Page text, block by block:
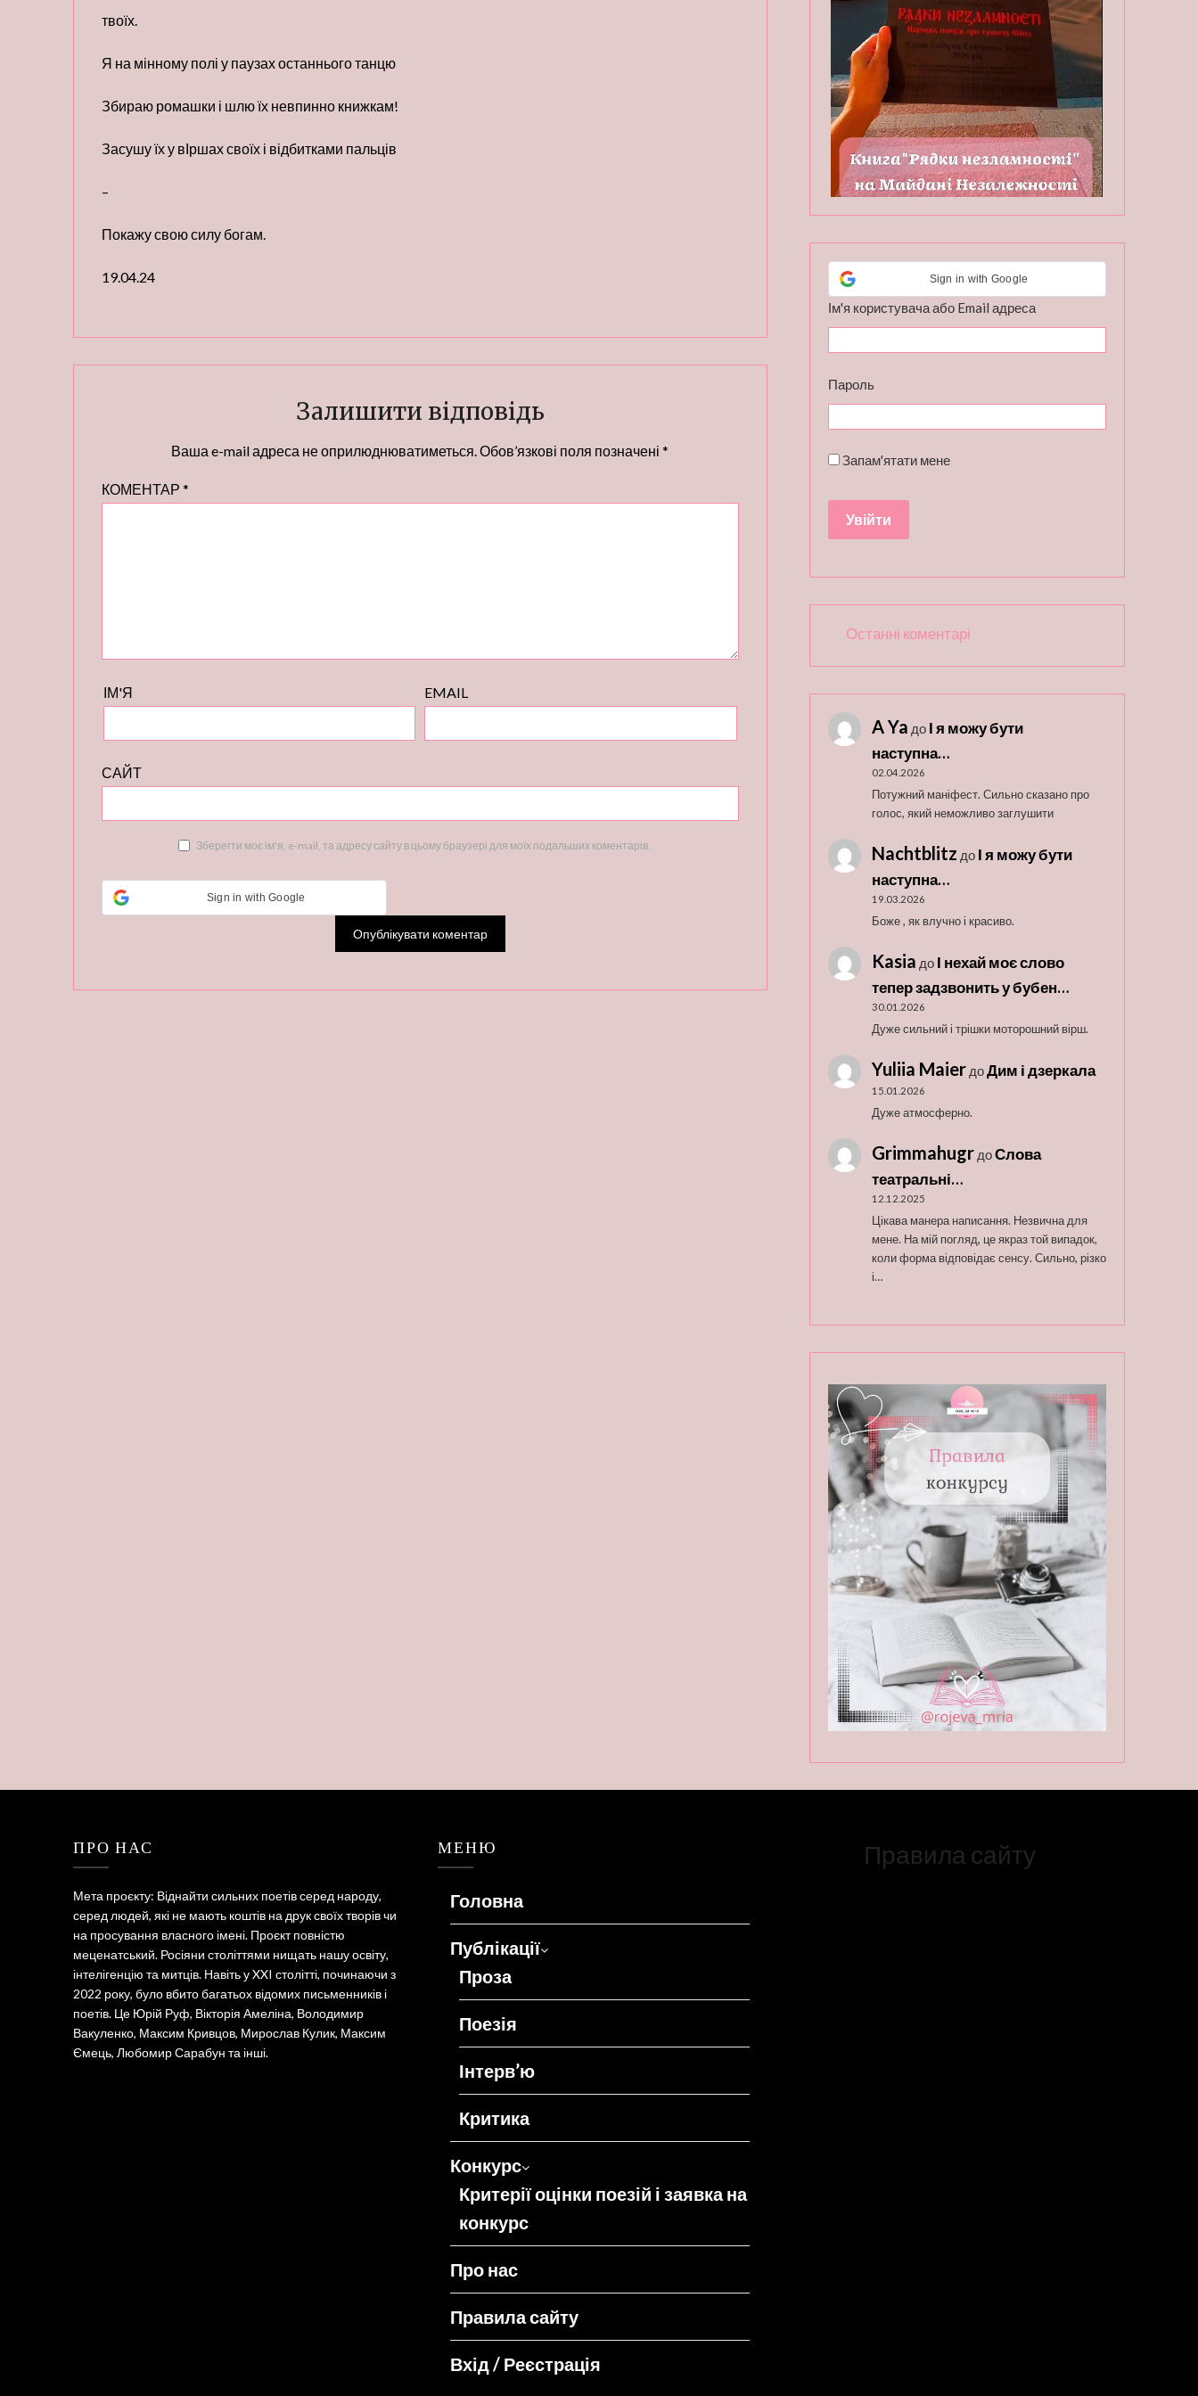
твоїх.
Я на мінному полі у паузах останнього танцю
Збираю ромашки і шлю їх невпинно книжкам!
Засушу їх у вІршах своїх і відбитками пальців
–
Покажу свою силу богам.
19.04.24
Залишити відповідь
Ваша e-mail адреса не оприлюднюватиметься.Обов’язкові поля позначені*
КОМЕНТАР*
ІМ'Я EMAIL
САЙТ
Зберегти моє ім'я, e-mail, та адресу сайту в цьому браузері для моїх подальших коментарів.
Sign in with Google
Sign in with Google
Ім'я користувача або Email адреса
Пароль
Запам'ятати мене
Останні коментарі
A Ya до І я можу бути
наступна…
02.04.2026
Потужний маніфест. Сильно сказано про
голос, який неможливо заглушити
Nachtblitz до І я можу бути
наступна…
19.03.2026
Боже , як влучно і красиво.
Kasia до І нехай моє слово
тепер задзвонить у бубен…
30.01.2026
Дуже сильний і трішки моторошний вірш.
Yuliia MaierдоДим і дзеркала
15.01.2026
Дуже атмосферно.
GrimmahugrдоСлова
театральні…
12.12.2025
Цікава манера написання. Незвична для
мене. На мій погляд, це якраз той випадок,
коли форма відповідає сенсу. Сильно, різко
і…
ПРО НАС
Мета проєкту: Віднайти сильних поетів серед народу,
серед людей, які не мають коштів на друк своїх творів чи
на просування власного імені. Проєкт повністю
меценатський. Росіяни століттями нищать нашу освіту,
інтелігенцію та митців. Навіть у XXI столітті, починаючи з
2022 року, було вбито багатьох відомих письменників і
поетів. Це Юрій Руф, Вікторія Амеліна, Володимир
Вакуленко, Максим Кривцов, Мирослав Кулик, Максим
Ємець, Любомир Сарабун та інші.
МЕНЮ
Головна
Публікації
Проза
Поезія
Інтерв’ю
Критика
Конкурс
Критерії оцінки поезій і заявка на
конкурс
Про нас
Правила сайту
Вхід / Реєстрація
Правила сайту